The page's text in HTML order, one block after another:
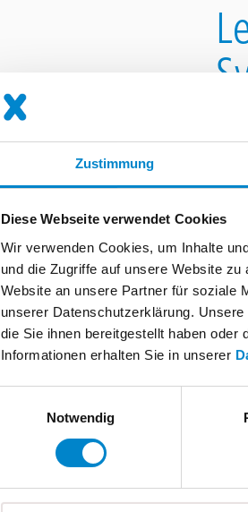
Zustimmung
Diese Webseite verwendet Cookies
Wir verwenden Cookies, um Inhalte
und die Zugriffe auf unsere Website
Website an unsere Partner für soziale
unserer Datenschutzerklärung.
die Sie ihnen bereitgestellt haben
Informationen erhalten Sie in unserer
Notwendig